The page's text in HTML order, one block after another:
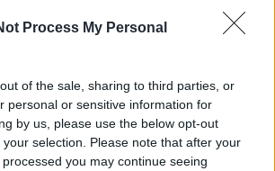
Process My Personal
of the sale, sharing to third parties, or
personal or sensitive information for
by us, please use the below opt-out
selection. Please note that after your
you may continue seeing
στις 04:00 τα ξημερώματα, θα
παράλογο ευρωπαϊκό ραντεβού με τον
τα ρολόγια μας πίσω μία ώρα, για να